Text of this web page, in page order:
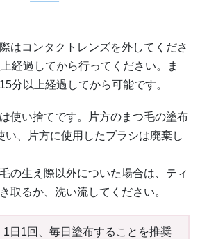
はコンタクトレンズを外してくださ
経過してから行ってください。ま
分以上経過してから可能です。
使い捨てです。片方のまつ毛の塗布
い、片方に使用したブラシは廃棄し
の生え際以外についた場合は、ティ
取るか、洗い流してください。
1日1回、毎日塗布することを推奨